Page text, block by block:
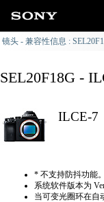
镜头 - 兼容性信息 :
SEL20F18G -
ILCE-7
* 不支持防抖功能。
系统软件版本为
当可变光圈环在自